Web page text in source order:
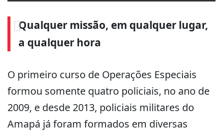
Qualquer missão, em qualquer lugar,
a qualquer hora
O primeiro curso de Operações Especiais
formou somente quatro policiais, no ano de
2009, e desde 2013, policiais militares do
Amapá já foram formados em diversas